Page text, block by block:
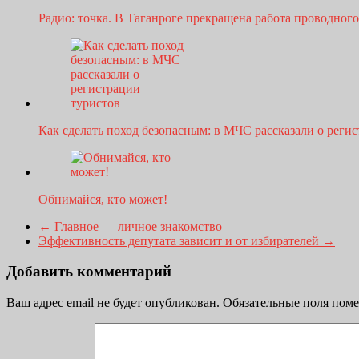
Радио: точка. В Таганроге прекращена работа
Как сделать поход безопасным: в МЧС рассказали о
Обнимайся, кто может!
← Главное — личное знакомство
Эффективность депутата зависит и от избирателей →
Добавить комментарий
Ваш адрес email не будет опубликован. Обязательные поля